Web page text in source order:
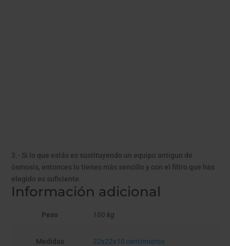
3.- Si lo que estás es sustituyendo un equipo antiguo de
ósmosis, entonces lo tienes más sencillo y con el filtro que has
elegido es suficiente.
Información adicional
Peso 100 kg
Medidas 32x22x10 centímetros